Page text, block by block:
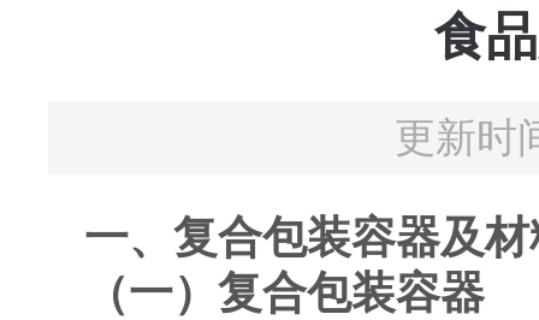
食
更新时
一、复合包装容器及
（一）复合包装容器